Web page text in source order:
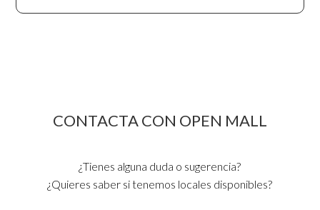
CONTACTA CON OPEN MALL
¿Tienes alguna duda o sugerencia?
¿Quieres saber si tenemos locales disponibles?